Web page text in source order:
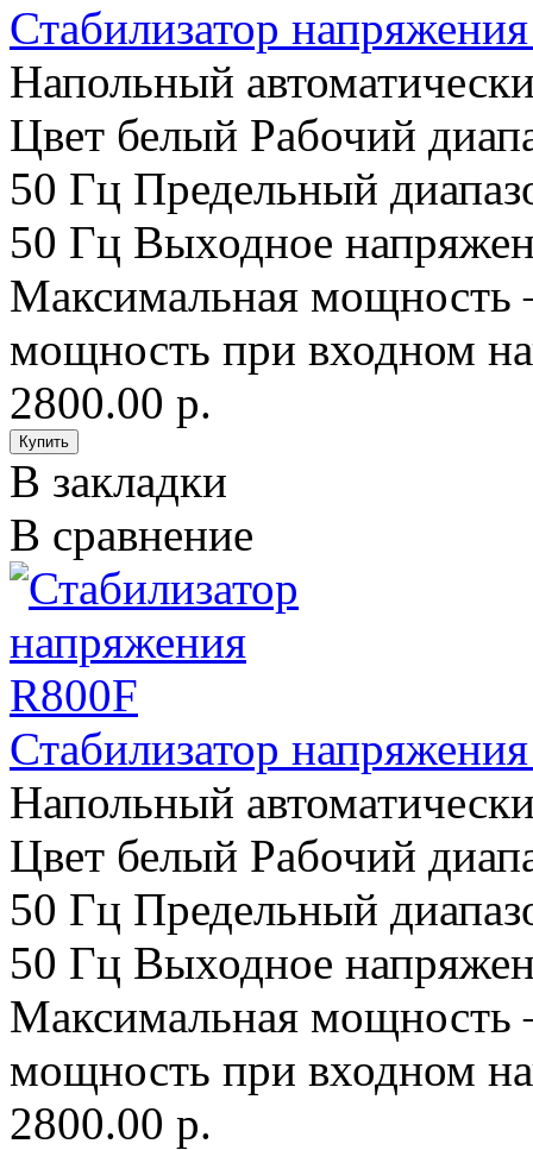
Стабилизатор
Напольный
Цвет белый Рабочий
50 Гц Предельный
50 Гц Выходное
Максимальная мощность
мощность при входном
2800.00 р.
В закладки
В сравнение
Стабилизатор
Напольный
Цвет белый Рабочий
50 Гц Предельный
50 Гц Выходное
Максимальная мощность
мощность при входном
2800.00 р.